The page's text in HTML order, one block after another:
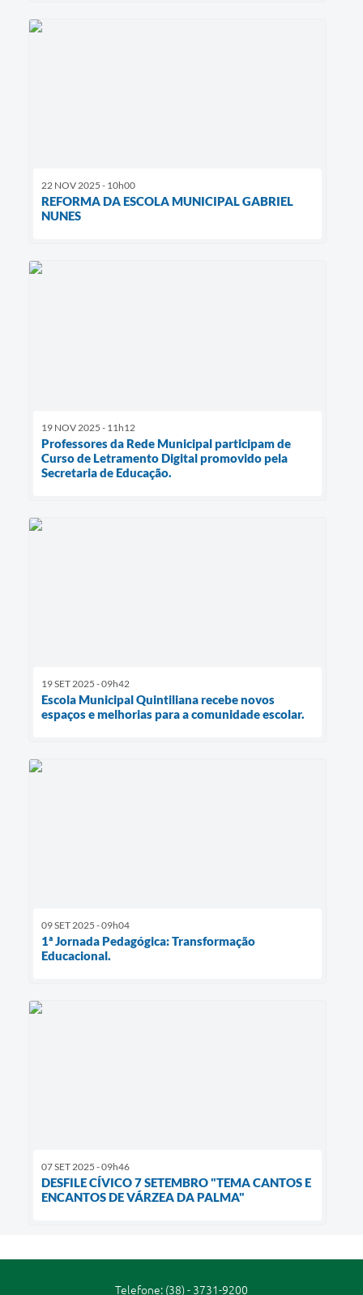
22 NOV 2025 - 10h00
REFORMA DA ESCOLA MUNICIPAL GABRIEL
NUNES
19 NOV 2025 - 11h12
Professores da Rede Municipal participam de
Curso de Letramento Digital promovido pela
Secretaria de Educação.
19 SET 2025 - 09h42
Escola Municipal Quintiliana recebe novos
espaços e melhorias para a comunidade escolar.
09 SET 2025 - 09h04
1ª Jornada Pedagógica: Transformação
Educacional.
07 SET 2025 - 09h46
DESFILE CÍVICO 7 SETEMBRO "TEMA CANTOS E
ENCANTOS DE VÁRZEA DA PALMA"
Telefone: (38) - 3731-9200